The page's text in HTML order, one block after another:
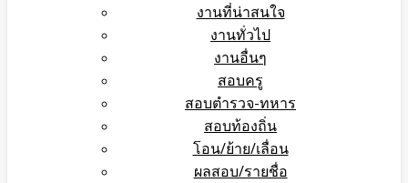
งานที่น่าสนใจ
งานทั่วไป
งานอื่นๆ
สอบครู
สอบตำรวจ-ทหาร
สอบท้องถิ่น
โอน/ย้าย/เลื่อน
ผลสอบ/รายชื่อ